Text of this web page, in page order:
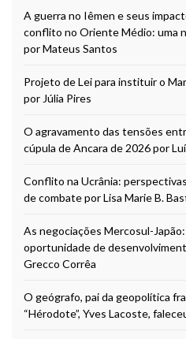
A guerra no Iêmen e seus
conflito no Oriente Médio: uma
por Mateus Santos
Projeto de Lei para instituir o
por Júlia Pires
O agravamento das tensões
cúpula de Ancara de 2026 por
Conflito na Ucrânia:
de combate por Lisa Marie B.
As negociações Mercosul-
oportunidade de
Grecco Corrêa
O geógrafo, pai da geopolítica
“Hérodote”, Yves Lacoste,